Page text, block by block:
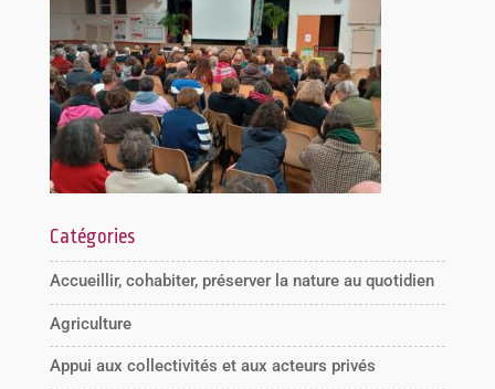
Catégories
Accueillir, cohabiter, préserver la nature au quotidien
Agriculture
Appui aux collectivités et aux acteurs privés